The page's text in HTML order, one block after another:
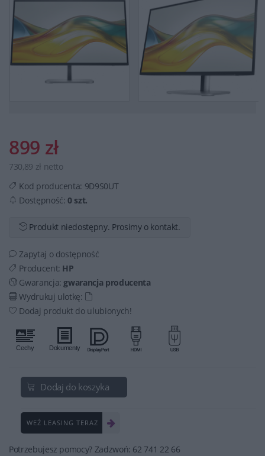
899 zł
730,89 zł netto
Kod producenta: 9D9S0UT
Dostępność:0 szt.
Produkt niedostępny. Prosimy o kontakt.
Zapytaj o dostępność
Producent: HP
Gwarancja: gwarancja producenta
Wydrukuj ulotkę:
Dodaj produkt do ulubionych!
Dodaj do koszyka
WEŹ LEASING TERAZ
Potrzebujesz pomocy? Zadzwoń: 62 741 22 66